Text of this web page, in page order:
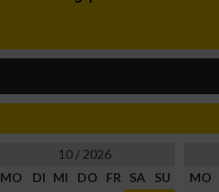
10 / 2026
MO
DI MI DO FR SA
SU
MO